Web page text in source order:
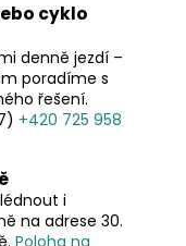
cyklo
denně jezdí –
poradíme s
řešení.
+420 725 958
i
na adrese 30.
Poloha na